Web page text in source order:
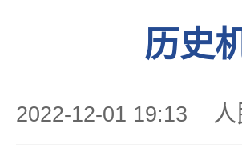
历史
2022-12-01 19:13